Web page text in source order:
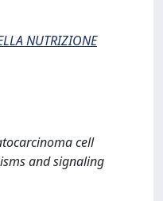
NUTRIZIONE
cell
and signaling